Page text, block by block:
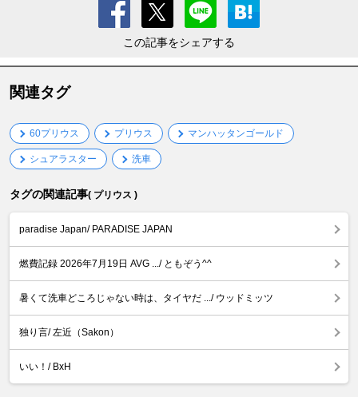
この記事をシェアする
関連タグ
60プリウス プリウス マンハッタンゴールド
シュアラスター 洗車
タグの関連記事( プリウス )
paradise Japan/ PARADISE JAPAN
燃費記録 2026年7月19日 AVG .../ ともぞう^^
暑くて洗車どころじゃない時は、タイヤだ .../ ウッドミッツ
独り言/ 左近（Sakon）
いい！/ BxH